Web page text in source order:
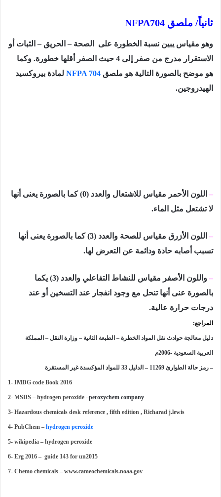
ثانياً/ ملصق NFPA704
وهو مقياس يبين نسبة الخطورة على
الصحة – الحريق – الثبات أو
الاستقرار مدرج من صفر إلى 4 حيث الصفر أقلها خطورة. وكما
هو موضح بالصورة التالية هو ملصق NFPA 704 لمادة بيروكسيد
الهيدروجين.
–اللون الأحمر مقياس للاشتعال والعدد (0)كما بالصورة يعنى أنها
لا تشتعل مثل الماء.
–اللون الأزرق مقياس للصحة والعدد (3) كما بالصورة يعنى أنها
تسبب أصابه حادة ودائمة عن التعرض لها.
–واللون الأصفر مقياس للنشاط التفاعلي والعدد (3) يكما
بالصورة عنى أنها تنحل مع وجود انفجار عند التسخين أو عند
درجات حرارة عالية.
المراجع:
دليل معالجة حوادث نقل المواد الخطرة – الطبعة الثانية – وزارة النقل – المملكة
العربية السعودية -2006م
– رمز حالة الطوارئ 11269 – الدليل 33 للمواد المؤكسدة غير المستقرة
1- IMDG code Book 2016
peroxychem company
2- MSDS – hydrogen peroxide –
3- Hazardous chemicals desk reference , fifth edition , Richarad j.lewis
4- PubChem – hydrogen peroxide
5- wikipedia – hydrogen peroxide
6- Erg 2016 – guide 143 for un2015
7- Chemo chemicals – www.cameochemicals.noaa.gov